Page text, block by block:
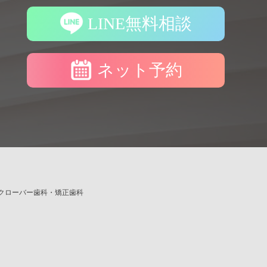
LINE無料相談
ネット予約
ローバー歯科・矯正歯科